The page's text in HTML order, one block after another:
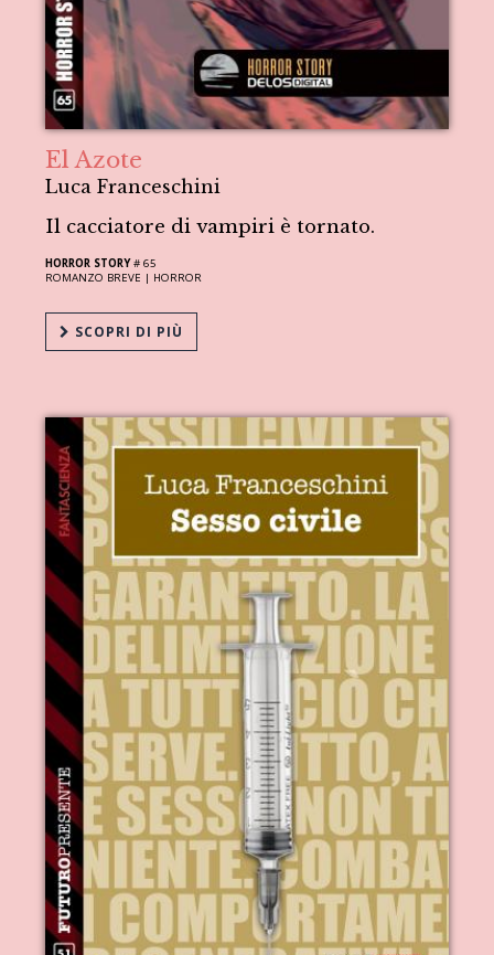
El Azote
Luca Franceschini
Il cacciatore di vampiri è tornato.
HORROR STORY# 65
ROMANZO BREVE | HORROR
SCOPRI DI PIÙ